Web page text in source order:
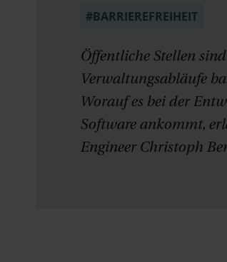
#BARRIEREFREIHEIT
Öffentliche Stellen
Verwaltungsabläufe
Worauf es bei der
Software ankommt,
Engineer Christoph